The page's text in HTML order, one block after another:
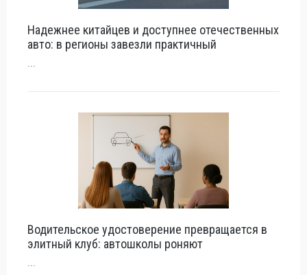
Надежнее китайцев и доступнее отечественных
авто: в регионы завезли практичный
...
Водительское удостоверение превращается в
элитный клуб: автошколы роняют
...